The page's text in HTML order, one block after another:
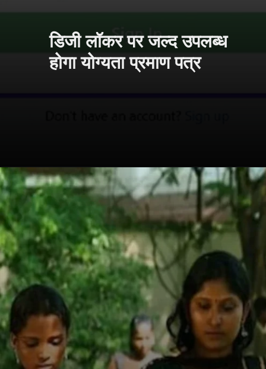
डिजी लॉकर पर जल्द उपलब्ध
होगा योग्यता प्रमाण पत्र